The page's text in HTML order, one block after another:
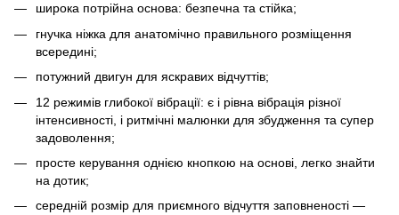
широка потрійна основа: безпечна та стійка;
гнучка ніжка для анатомічно правильного розміщення
всередині;
потужний двигун для яскравих відчуттів;
12 режимів глибокої вібрації: є і рівна вібрація різної
інтенсивності, і ритмічні малюнки для збудження та супер
задоволення;
просте керування однією кнопкою на основі, легко знайти
на дотик;
середній розмір для приємного відчуття заповненості —